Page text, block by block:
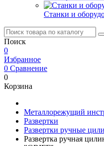
Станки и
Поиск
0
Избранное
0 Сравнение
0
Корзина
Металлорежущий
Развертки
Развертки ручные
Развертка ручная